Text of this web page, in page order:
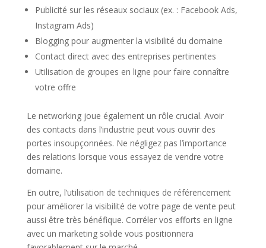
Publicité sur les réseaux sociaux (ex. : Facebook Ads,
Instagram Ads)
Blogging pour augmenter la visibilité du domaine
Contact direct avec des entreprises pertinentes
Utilisation de groupes en ligne pour faire connaître
votre offre
Le networking joue également un rôle crucial. Avoir
des contacts dans l’industrie peut vous ouvrir des
portes insoupçonnées. Ne négligez pas l’importance
des relations lorsque vous essayez de vendre votre
domaine.
En outre, l’utilisation de techniques de référencement
pour améliorer la visibilité de votre page de vente peut
aussi être très bénéfique. Corréler vos efforts en ligne
avec un marketing solide vous positionnera